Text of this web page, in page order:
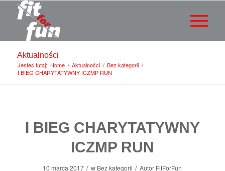
Aktualności
Jesteś tutaj: Home / Aktualności / Bez kategorii /
I BIEG CHARYTATYWNY ICZMP RUN
I BIEG CHARYTATYWNY
ICZMP RUN
10 marca 2017 / w Bez kategorii / Autor FitForFun